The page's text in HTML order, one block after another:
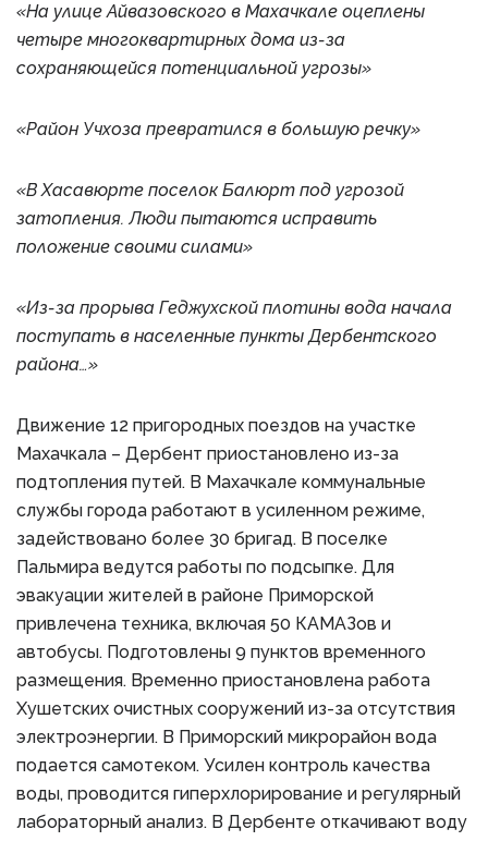
«На улице Айвазовского в Махачкале оцеплены
четыре многоквартирных дома из-за
сохраняющейся потенциальной угрозы»
«Район Учхоза превратился в большую речку»
«В Хасавюрте поселок Балюрт под угрозой
затопления. Люди пытаются исправить
положение своими силами»
«Из-за прорыва Геджухской плотины вода начала
поступать в населенные пункты Дербентского
района…»
Движение 12 пригородных поездов на участке
Махачкала – Дербент приостановлено из-за
подтопления путей. В Махачкале коммунальные
службы города работают в усиленном режиме,
задействовано более 30 бригад. В поселке
Пальмира ведутся работы по подсыпке. Для
эвакуации жителей в районе Приморской
привлечена техника, включая 50 КАМАЗов и
автобусы. Подготовлены 9 пунктов временного
размещения. Временно приостановлена работа
Хушетских очистных сооружений из-за отсутствия
электроэнергии. В Приморский микрорайон вода
подается самотеком. Усилен контроль качества
воды, проводится гиперхлорирование и регулярный
лабораторный анализ. В Дербенте откачивают воду